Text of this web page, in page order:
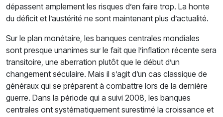
dépassent amplement les risques d’en faire trop. La honte
du déficit et l’austérité ne sont maintenant plus d’actualité.
Sur le plan monétaire, les banques centrales mondiales
sont presque unanimes sur le fait que l’inflation récente sera
transitoire, une aberration plutôt que le début d’un
changement séculaire. Mais il s’agit d’un cas classique de
généraux qui se préparent à combattre lors de la dernière
guerre. Dans la période qui a suivi 2008, les banques
centrales ont systématiquement surestimé la croissance et